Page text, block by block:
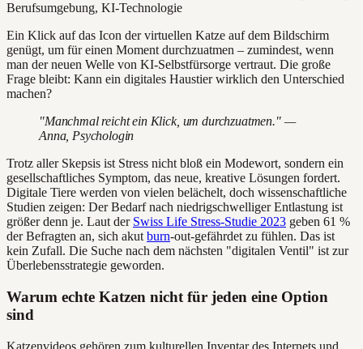
Ein Klick auf das Icon der virtuellen Katze auf dem Bildschirm
genügt, um für einen Moment durchzuatmen – zumindest, wenn
man der neuen Welle von KI-Selbstfürsorge vertraut. Die große
Frage bleibt: Kann ein digitales Haustier wirklich den Unterschied
machen?
"Manchmal reicht ein Klick, um durchzuatmen." —
Anna, Psychologin
Trotz aller Skepsis ist Stress nicht bloß ein Modewort, sondern ein
gesellschaftliches Symptom, das neue, kreative Lösungen fordert.
Digitale Tiere werden von vielen belächelt, doch wissenschaftliche
Studien zeigen: Der Bedarf nach niedrigschwelliger Entlastung ist
größer denn je. Laut der Swiss Life Stress-Studie 2023 geben 61 %
der Befragten an, sich akut burn-out-gefährdet zu fühlen. Das ist
kein Zufall. Die Suche nach dem nächsten "digitalen Ventil" ist zur
Überlebensstrategie geworden.
Warum echte Katzen nicht für jeden eine Option
sind
Katzenvideos gehören zum kulturellen Inventar des Internets und